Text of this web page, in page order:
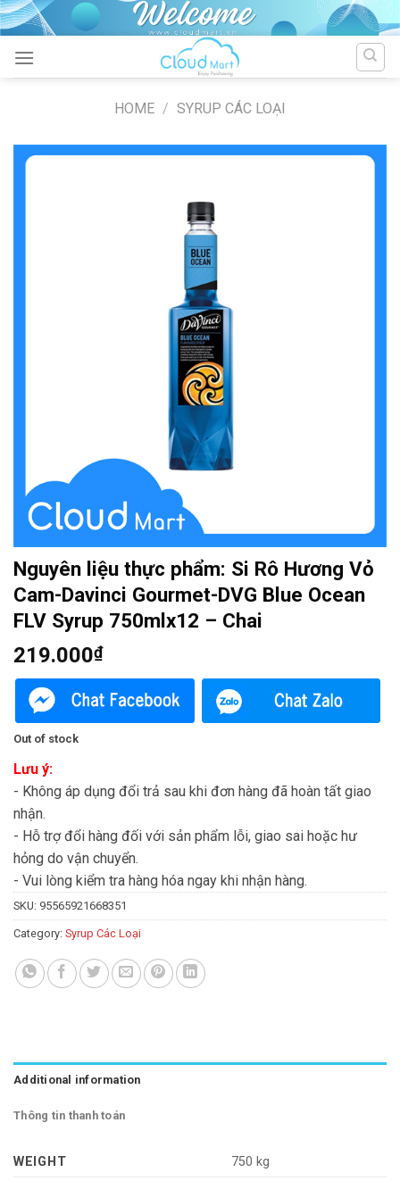
Skip
to
content
HOME / SYRUP CÁC LOẠI
Nguyên liệu thực phẩm: Si Rô Hương Vỏ
Cam-Davinci Gourmet-DVG Blue Ocean
FLV Syrup 750mlx12 – Chai
219.000₫
Out of stock
Lưu ý:
- Không áp dụng đổi trả sau khi đơn hàng đã hoàn tất giao
nhận.
- Hỗ trợ đổi hàng đối với sản phẩm lỗi, giao sai hoặc hư
hỏng do vận chuyển.
- Vui lòng kiểm tra hàng hóa ngay khi nhận hàng.
SKU: 95565921668351
Category: Syrup Các Loại
Additional information
Thông tin thanh toán
WEIGHT 750 kg